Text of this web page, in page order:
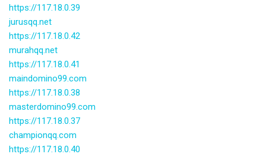
https://117.18.0.39
jurusqq.net
https://117.18.0.42
murahqq.net
https://117.18.0.41
maindomino99.com
https://117.18.0.38
masterdomino99.com
https://117.18.0.37
championqq.com
https://117.18.0.40